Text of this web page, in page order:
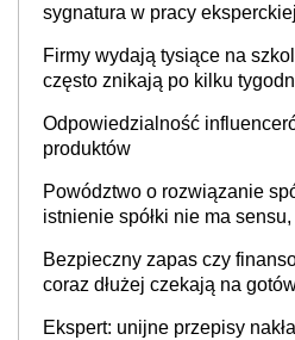
sygnatura w pracy
Firmy wydają tysiące na
często znikają po kilku
Odpowiedzialność
produktów
Powództwo o rozwiązanie
istnienie spółki nie ma
Bezpieczny zapas czy
coraz dłużej czekają na
Ekspert: unijne przepisy